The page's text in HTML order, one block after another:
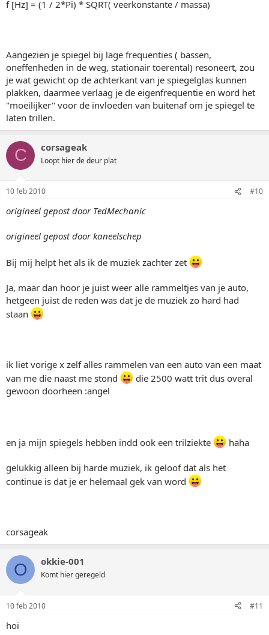
f [Hz] = (1 / 2*Pi) * SQRT( veerkonstante / massa)
Aangezien je spiegel bij lage frequenties ( bassen,
oneffenheden in de weg, stationair toerental) resoneert, zou
je wat gewicht op de achterkant van je spiegelglas kunnen
plakken, daarmee verlaag je de eigenfrequentie en word het
"moeilijker" voor de invloeden van buitenaf om je spiegel te
laten trillen.
C corsageak
Loopt hier de deur plat
10 feb 2010 #10
origineel gepost door TedMechanic
origineel gepost door kaneelschep
Bij mij helpt het als ik de muziek zachter zet
Ja, maar dan hoor je juist weer alle rammeltjes van je auto,
hetgeen juist de reden was dat je de muziek zo hard had
staan
ik liet vorige x zelf alles rammelen van een auto van een maat
van me die naast me stond
die 2500 watt trit dus overal
gewoon doorheen :angel
en ja mijn spiegels hebben indd ook een trilziekte haha
gelukkig alleen bij harde muziek, ik geloof dat als het
continue is dat je er helemaal gek van word
corsageak
O okkie-001
Komt hier geregeld
10 feb 2010 #11
hoi